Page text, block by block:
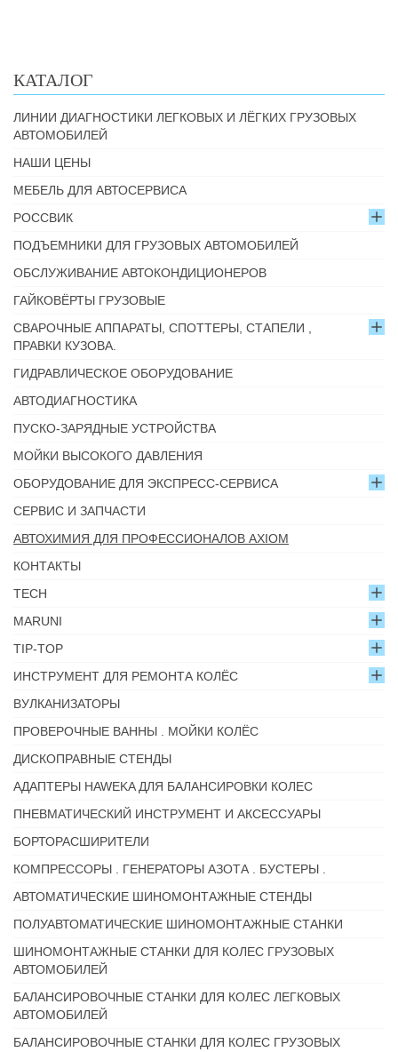
КАТАЛОГ
ЛИНИИ ДИАГНОСТИКИ ЛЕГКОВЫХ И ЛЁГКИХ ГРУЗОВЫХ
АВТОМОБИЛЕЙ
НАШИ ЦЕНЫ
МЕБЕЛЬ ДЛЯ АВТОСЕРВИСА
РОССВИК
ПОДЪЕМНИКИ ДЛЯ ГРУЗОВЫХ АВТОМОБИЛЕЙ
ОБСЛУЖИВАНИЕ АВТОКОНДИЦИОНЕРОВ
ГАЙКОВЁРТЫ ГРУЗОВЫЕ
СВАРОЧНЫЕ АППАРАТЫ, СПОТТЕРЫ, СТАПЕЛИ ,
ПРАВКИ КУЗОВА.
ГИДРАВЛИЧЕСКОЕ ОБОРУДОВАНИЕ
АВТОДИАГНОСТИКА
ПУСКО-ЗАРЯДНЫЕ УСТРОЙСТВА
МОЙКИ ВЫСОКОГО ДАВЛЕНИЯ
ОБОРУДОВАНИЕ ДЛЯ ЭКСПРЕСС-СЕРВИСА
СЕРВИС И ЗАПЧАСТИ
АВТОХИМИЯ ДЛЯ ПРОФЕССИОНАЛОВ AXIOM
КОНТАКТЫ
TECH
MARUNI
TIP-TOP
ИНСТРУМЕНТ ДЛЯ РЕМОНТА КОЛЁС
ВУЛКАНИЗАТОРЫ
ПРОВЕРОЧНЫЕ ВАННЫ . МОЙКИ КОЛЁС
ДИСКОПРАВНЫЕ СТЕНДЫ
АДАПТЕРЫ HAWEKA ДЛЯ БАЛАНСИРОВКИ КОЛЕС
ПНЕВМАТИЧЕСКИЙ ИНСТРУМЕНТ И АКСЕССУАРЫ
БОРТОРАСШИРИТЕЛИ
КОМПРЕССОРЫ . ГЕНЕРАТОРЫ АЗОТА . БУСТЕРЫ .
АВТОМАТИЧЕСКИЕ ШИНОМОНТАЖНЫЕ СТЕНДЫ
ПОЛУАВТОМАТИЧЕСКИЕ ШИНОМОНТАЖНЫЕ СТАНКИ
ШИНОМОНТАЖНЫЕ СТАНКИ ДЛЯ КОЛЕС ГРУЗОВЫХ
АВТОМОБИЛЕЙ
БАЛАНСИРОВОЧНЫЕ СТАНКИ ДЛЯ КОЛЕС ЛЕГКОВЫХ
АВТОМОБИЛЕЙ
БАЛАНСИРОВОЧНЫЕ СТАНКИ ДЛЯ КОЛЕС ГРУЗОВЫХ